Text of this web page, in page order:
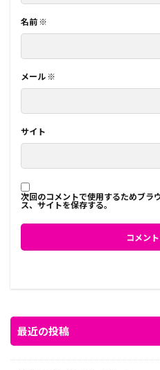
名前 ※
メール ※
サイト
次回のコメントで使用するためブラ
ス、サイトを保存する。
最近の投稿